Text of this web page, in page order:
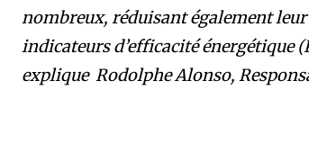
nombreux, réduisant également
indicateurs d’efficacité énergétique
explique Rodolphe Alonso,